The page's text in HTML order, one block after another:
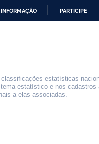
PARTICIPE
estatísticas
estatístico e nos
a elas associadas.